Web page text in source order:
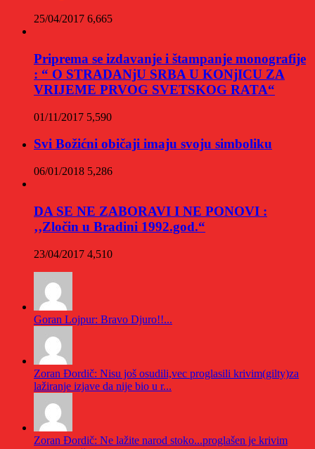
25/04/2017 6,665
Priprema se izdavanje i štampanje monografije
: “ O STRADANjU SRBA U KONjICU ZA
VRIJEME PRVOG SVETSKOG RATA“
01/11/2017 5,590
Svi Božićni običaji imaju svoju simboliku
06/01/2018 5,286
DA SE NE ZABORAVI I NE PONOVI :
‚‚Zločin u Bradini 1992.god.“
23/04/2017 4,510
Goran Lojpur: Bravo Djuro!!...
Zoran Đordič: Nisu još osudili,vec proglasili krivim(gilty)za
lažiranje izjave da nije bio u r...
Zoran Đordič: Ne lažite narod stoko...proglašen je krivim